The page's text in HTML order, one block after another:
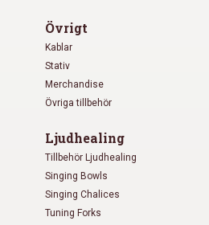
Övrigt
Kablar
Stativ
Merchandise
Övriga tillbehör
Ljudhealing
Tillbehör Ljudhealing
Singing Bowls
Singing Chalices
Tuning Forks